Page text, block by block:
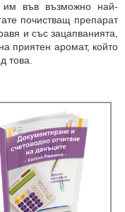
във възможно най-
почистващ препарат
и със зацапванията,
приятен аромат, който
това.